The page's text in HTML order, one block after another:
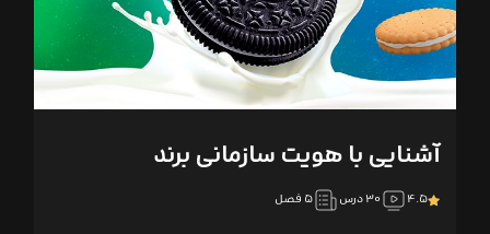
آشنایی با هویت سازمانی برند
۴.۵ ۳۰ درس ۵ فصل